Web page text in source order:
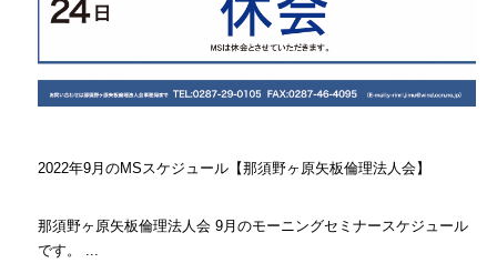
2022年9月のMSスケジュール【那須野ヶ原矢板倫理法人会】
那須野ヶ原矢板倫理法人会 9月のモーニングセミナースケジュール
です。 ...